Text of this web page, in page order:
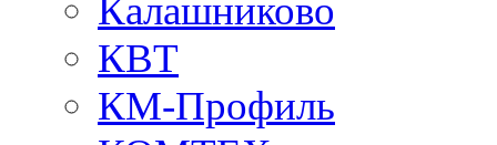
Калашниково
КВТ
КМ-Профиль